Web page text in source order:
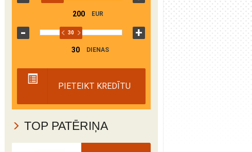
EUR
30
DIENAS
PIETEIKT KREDĪTU
TOP PATĒRIŅA